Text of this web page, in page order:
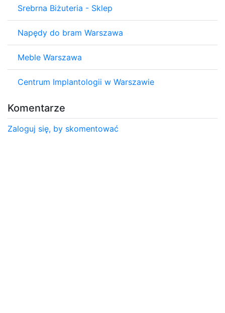
Srebrna Biżuteria - Sklep
Napędy do bram Warszawa
Meble Warszawa
Centrum Implantologii w Warszawie
Komentarze
Zaloguj się, by skomentować